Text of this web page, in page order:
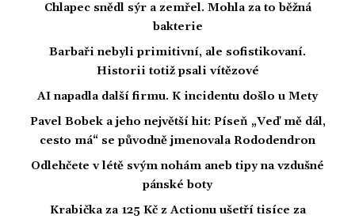
Chlapec snědl sýr a zemřel. Mohla za to běžná
bakterie
Barbaři nebyli primitivní, ale sofistikovaní.
Historii totiž psali vítězové
AI napadla další firmu. K incidentu došlo u Mety
Pavel Bobek a jeho největší hit: Píseň „Veď mě dál,
cesto má“ se původně jmenovala Rododendron
Odlehčete v létě svým nohám aneb tipy na vzdušné
pánské boty
Krabička za 125 Kč z Actionu ušetří tisíce za